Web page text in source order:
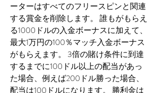
ーターはすべてのフリースピンと関連
する賞金を削除します。 誰もがもらえ
る1000ドルの入金ボーナスに加えて、
最大1万円の100％マッチ入金ボーナス
がもらえます。 3倍の賭け条件に到達
するまでに100ドル以上の配当があっ
た場合、例えば200ドル勝った場合、
配当は100ドルになります。 勝利金は